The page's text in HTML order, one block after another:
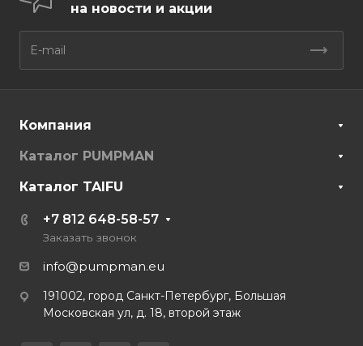
на новости и акции
Компания
Каталог PUMPMAN
Каталог TAIFU
+7 812 648-58-57
Заказать звонок
info@pumpman.eu
191002, город Санкт-Петербург, Большая
Московская ул, д. 18, второй этаж